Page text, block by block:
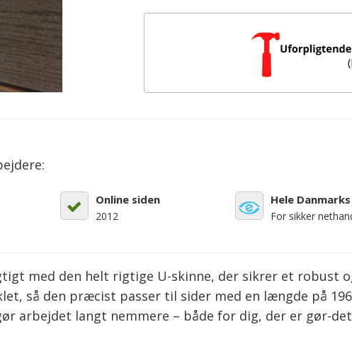
Online siden
2012
Hele
For sikker
med den helt rigtige U-skinne, der sikrer et robust
så den præcist passer til sider med en længde på
arbejdet langt nemmere – både for dig, der er gør-